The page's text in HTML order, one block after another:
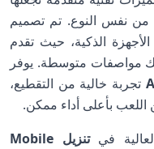
من نفس النوع. تم تصميم
الذكية، حيث تقدم
مواصفات متوسطة. يوفر
تجربة خالية من التقطيع،
بأعلى أداء ممكن.
في
تنزيل Mobile